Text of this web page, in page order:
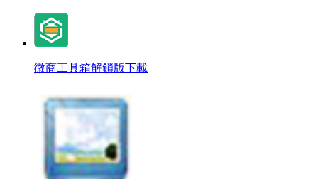
微商工具箱解鎖版下載